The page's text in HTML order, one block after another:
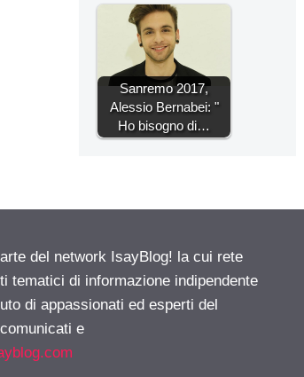
Sanremo 2017,
Alessio Bernabei: "
Ho bisogno di…
del network IsayBlog! la cui rete
tematici di informazione indipendente
di appassionati ed esperti del
e